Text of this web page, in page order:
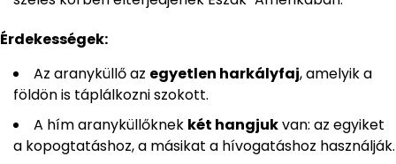
Érdekességek:
Az aranyküllő az egyetlen harkályfaj, amelyik a
földön is táplálkozni szokott.
A hím aranyküllőknek két hangjukvan: az egyiket
a kopogtatáshoz, a másikat a hívogatáshoz használják.